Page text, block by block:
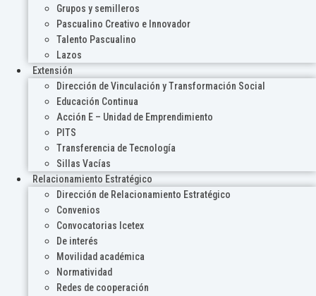
Grupos y semilleros
Pascualino Creativo e Innovador
Talento Pascualino
Lazos
Extensión
Dirección de Vinculación y Transformación Social
Educación Continua
Acción E – Unidad de Emprendimiento
PITS
Transferencia de Tecnología
Sillas Vacías
Relacionamiento Estratégico
Dirección de Relacionamiento Estratégico
Convenios
Convocatorias Icetex
De interés
Movilidad académica
Normatividad
Redes de cooperación